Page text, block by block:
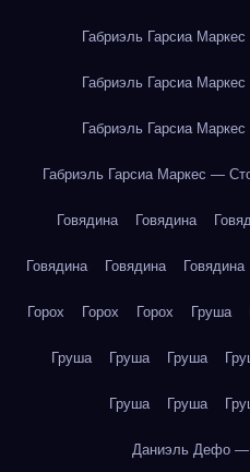
Габриэль Гарсиа
Габриэль Гарсиа
Габриэль Гарсиа
Габриэль Гарсиа Маркес —
Говядина Говядина
Говядина Говядина Говядина
Горох Горох Горох Груша
Груша Груша Груша
Груша Груша
Даниэль Дефо —